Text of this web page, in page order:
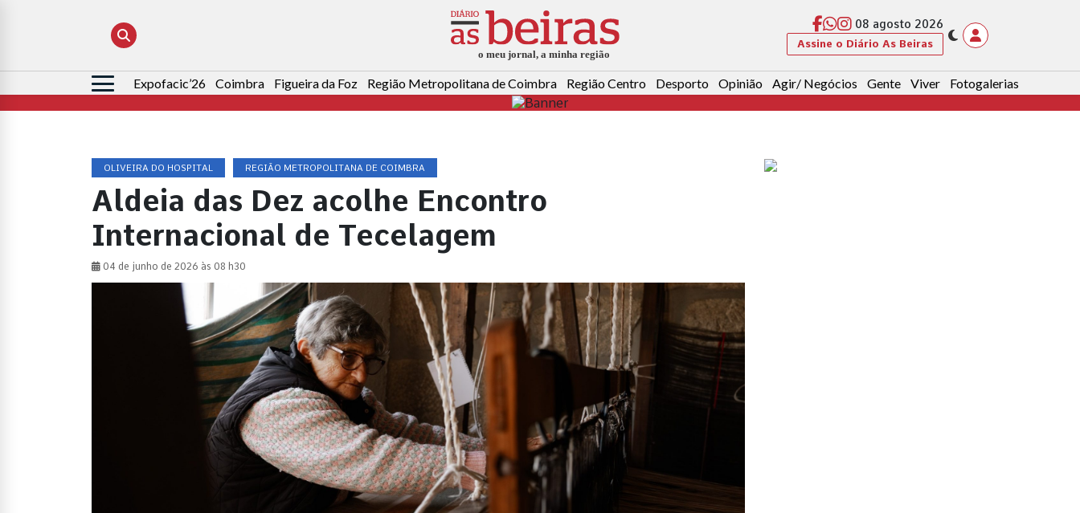
08 agosto 2026
Assine o Diário As Beiras
Pesquisar
por:
Expofacic’26 Coimbra Figueira da Foz Região Metropolitana de Coimbra Região Centro Desporto Opinião Agir/ Negócios Gente Viver Fotogalerias
OLIVEIRA DO HOSPITAL REGIÃO METROPOLITANA DE COIMBRA
Aldeia das Dez acolhe Encontro
Internacional de Tecelagem
04 de junho de 2026 às 08 h30